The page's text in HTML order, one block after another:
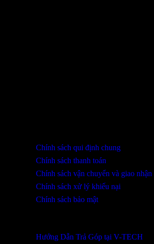
Chính sách qui định chung
Chính sách thanh toán
Chính sách vận chuyển và giao nhận
Chính sách xử lý khiếu nại
Chính sách bảo mật
Hướng Dẫn Trả Góp tại V-TECH